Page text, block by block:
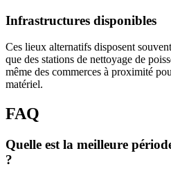
Infrastructures disponibles
Ces lieux alternatifs disposent
que des stations de nettoyage de
même des commerces à proximité
matériel.
FAQ
Quelle est la meilleure
?